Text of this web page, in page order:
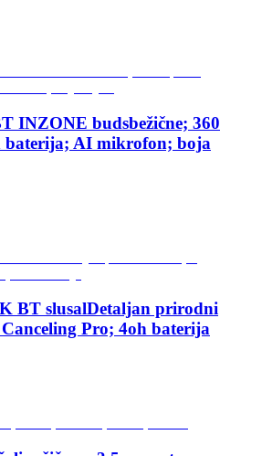
INZONE budsbežične; 360
baterija; AI mikrofon; boja
BT slusalDetaljan prirodni
Pro; 4oh baterija